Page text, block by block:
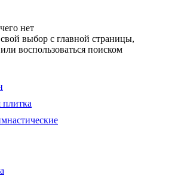
нет
выбор с главной страницы,
воспользоваться поиском
плитка